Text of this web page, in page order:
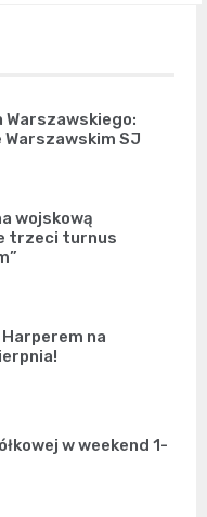
Warszawskiego:
Warszawskim SJ
wojskową
trzeci turnus
na
w weekend 1-